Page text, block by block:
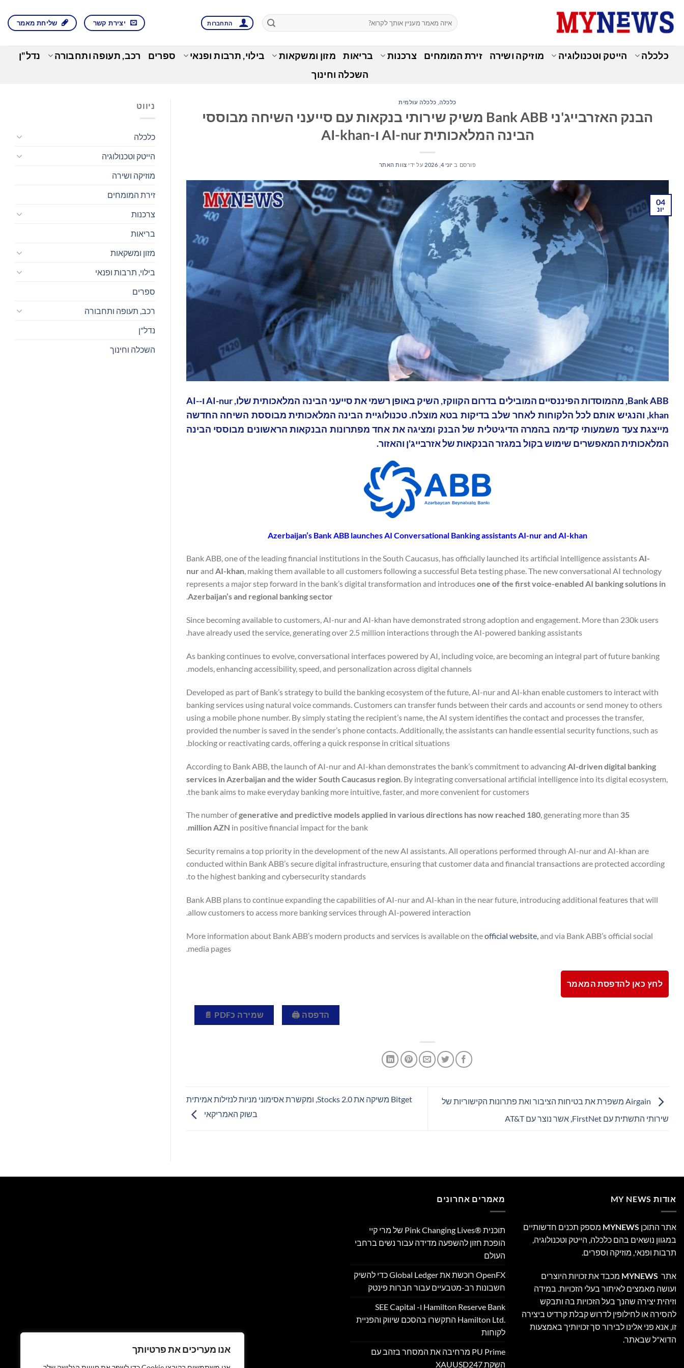
אנו מעריכים את פרטיותך
content
התחברות יצירת קשר שליחת מאמר
כלכלה הייטק וטכנולוגיה מוזיקה ושירה זירת המומחים צרכנות בריאות מזון ומשקאות בילוי, תרבות ופנאי ספרים רכב, תעופה ותחבורה
נדל"ן
השכלה וחינוך
כלכלה, כלכלה עולמית
הבנק האזרבייג'ני Bank ABB משיק שירותי בנקאות עם סייעני השיחה מבוססי
הבינה המלאכותית AI-nur ו-AI-khan
פורסם ב יוני 4, 2026 על ידי צוות האתר
04
יונ
Bank ABB, מהמוסדות הפיננסיים המובילים בדרום הקווקז, השיק באופן רשמי את סייעני הבינה המלאכותית שלו, AI-nur ו-AI-
khan, והנגיש אותם לכל הלקוחות לאחר שלב בדיקות בטא מוצלח. טכנולוגיית הבינה המלאכותית מבוססת השיחה החדשה
מייצגת צעד משמעותי קדימה בהמרה הדיגיטלית של הבנק ומציגה את אחד מפתרונות הבנקאות הראשונים מבוססי הבינה
המלאכותית המאפשרים שימוש בקול במגזר הבנקאות של אזרבייג'ן והאזור.
Azerbaijan’s Bank ABB launches AI Conversational Banking assistants AI-nur and AI-khan
Bank ABB, one of the leading financial institutions in the South Caucasus, has officially launched its artificial intelligence assistantsAI-
nur and AI-khan, making them available to all customers following a successful Beta testing phase. The new conversational AI technology
represents a major step forward in the bank’s digital transformation and introducesone of the first voice-enabled AI banking solutions in
Azerbaijan’s and regional banking sector
.
Since becoming available to customers, AI-nur and AI-khan have demonstrated strong adoption and engagement. More than 230k users
have already used the service, generating over 2.5 million interactions through the AI-powered banking assistants.
As banking continues to evolve, conversational interfaces powered by AI, including voice, are becoming an integral part of future banking
models, enhancing accessibility, speed, and personalization across digital channels.
Developed as part of Bank’s strategy to build the banking ecosystem of the future, AI-nur and AI-khan enable customers to interact with
banking services using natural voice commands. Customers can transfer funds between their cards and accounts or send money to others
using a mobile phone number. By simply stating the recipient’s name, the AI system identifies the contact and processes the transfer,
provided the number is saved in the sender’s phone contacts. Additionally, the assistants can handle essential security functions, such as
blocking or reactivating cards, offering a quick response in critical situations.
According to Bank ABB, the launch of AI-nur and AI-khan demonstrates the bank’s commitment to advancing AI-driven digital banking
services in Azerbaijan and the wider South Caucasus region . By integrating conversational artificial intelligence into its digital ecosystem,
the bank aims to make everyday banking more intuitive, faster, and more convenient for customers.
The number ofgenerative and predictive models applied in various directions has now reached 180, generating more than 35
million AZN in positive financial impact for the bank.
Security remains a top priority in the development of the new AI assistants. All operations performed through AI-nur and AI-khan are
conducted within Bank ABB’s secure digital infrastructure, ensuring that customer data and financial transactions are protected according
to the highest banking and cybersecurity standards.
Bank ABB plans to continue expanding the capabilities of AI-nur and AI-khan in the near future, introducing additional features that will
allow customers to access more banking services through AI-powered interaction.
More information about Bank ABB’s modern products and services is available on theofficial website,and via Bank ABB’s official social
media pages.
לחץ כאן להדפסת המאמר
הדפסה 🖨 שמירה כPDF 📄
Airgain משפרת את בטיחות הציבור ואת פתרונות הקישוריות של
שירותי התשתית עם FirstNet, אשר נוצר עם AT&T
Bitget משיקה את Stocks 2.0, ומקשרת אסימוני מניות לנזילות אמיתית
בשוק האמריקאי
ניווט
כלכלה
הייטק וטכנולוגיה
מוזיקה ושירה
זירת המומחים
צרכנות
בריאות
מזון ומשקאות
בילוי, תרבות ופנאי
ספרים
רכב, תעופה ותחבורה
נדל"ן
השכלה וחינוך
אודות MY NEWS
אתר התוכן MYNEWS מספק תכנים חדשותיים
במגוון נושאים בהם כלכלה, הייטק וטכנולוגיה,
תרבות ופנאי, מוזיקה וספרים.
אתר MYNEWS מכבד את זכויות היוצרים
ועושה מאמצים לאיתור בעלי הזכויות. במידה
וזיהית יצירה שהנך בעל הזכויות בה ותבקש
להסירה או לחילופין לדרוש קבלת קרדיט ביצירה
זו, אנא פני אלינו לבירור סך זכויותיך באמצעות
הדוא"ל שבאתר.
מאמרים אחרונים
תוכנית Pink Changing Lives®‎ של מרי קיי
הופכת חזון להשפעה מדידה עבור נשים ברחבי
העולם
OpenFX רוכשת את Global Ledger כדי להשיק
חשבונות רב-מטבעיים עבור חברות פינטק
Hamilton Reserve Bank ו- SEE Capital
Hamilton Ltd.‎ התקשרו בהסכם שיווק והפניית
לקוחות
PU Prime מרחיבה את המסחר בזהב עם
השקת XAUUSD247